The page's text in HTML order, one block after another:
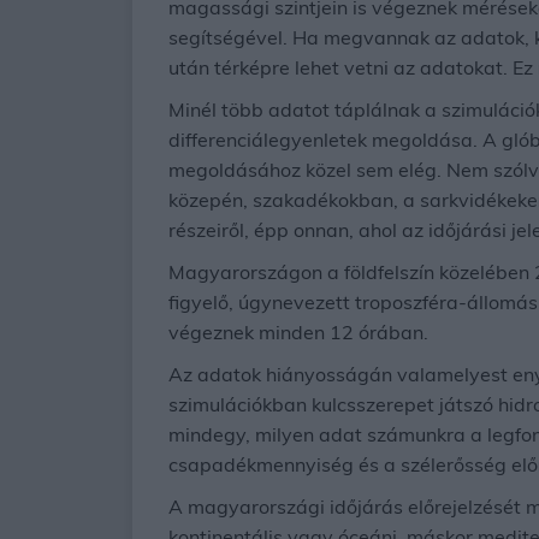
magassági szintjein is végeznek
segítségével. Ha megvannak az
után térképre lehet vetni az adatokat.
Minél több adatot táplálnak a
differenciálegyenletek megoldása. A
megoldásához közel sem elég. Nem
közepén, szakadékokban, a
részeiről, épp onnan, ahol az időjárási
Magyarországon a földfelszín
figyelő, úgynevezett troposzféra-
végeznek minden 12 órában.
Az adatok hiányosságán valamelyest
szimulációkban kulcsszerepet játszó
mindegy, milyen adat számunkra a
csapadékmennyiség és a szélerősség
A magyarországi időjárás előrejelzését